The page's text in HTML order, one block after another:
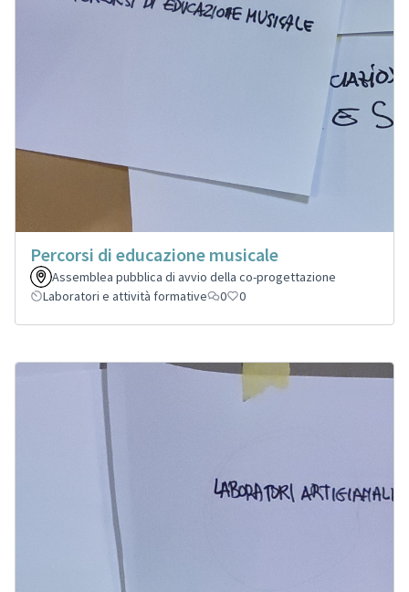
Percorsi di educazione musicale
Assemblea pubblica di avvio della co-progettazione
Laboratori e attività formative
0 0